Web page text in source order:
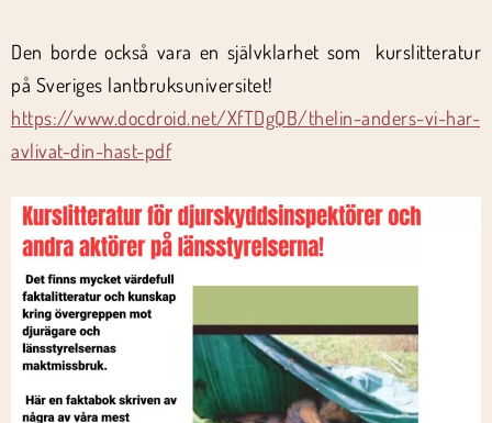
Den borde också vara en självklarhet som kurslitteratur
på Sveriges lantbruksuniversitet!
https://www.docdroid.net/XfTDgQB/thelin-anders-vi-har-
avlivat-din-hast-pdf